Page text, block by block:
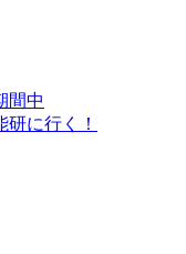
間中
研に行く！